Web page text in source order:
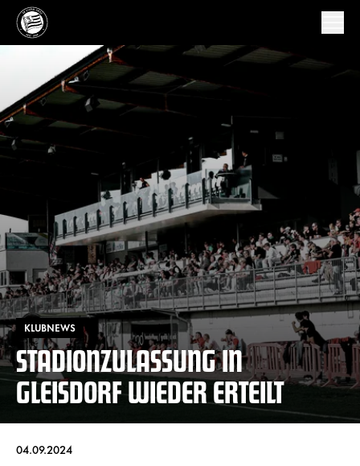
KLUBNEWS
STADIONZULASSUNG IN
GLEISDORF WIEDER ERTEILT
04.09.2024